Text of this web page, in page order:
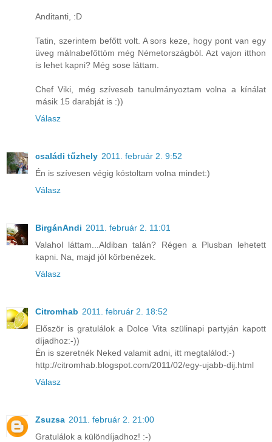
Anditanti, :D
Tatin, szerintem befőtt volt. A sors keze, hogy pont van egy
üveg málnabefőttöm még Németországból. Azt vajon itthon
is lehet kapni? Még sose láttam.
Chef Viki, még szíveseb tanulmányoztam volna a kínálat
másik 15 darabját is :))
Válasz
családi tűzhely 2011. február 2. 9:52
Én is szívesen végig kóstoltam volna mindet:)
Válasz
BirgánAndi 2011. február 2. 11:01
Valahol láttam...Aldiban talán? Régen a Plusban lehetett
kapni. Na, majd jól körbenézek.
Válasz
Citromhab 2011. február 2. 18:52
Először is gratulálok a Dolce Vita szülinapi partyján kapott
díjadhoz:-))
Én is szeretnék Neked valamit adni, itt megtalálod:-)
http://citromhab.blogspot.com/2011/02/egy-ujabb-dij.html
Válasz
Zsuzsa 2011. február 2. 21:00
Gratulálok a különdíjadhoz! :-)